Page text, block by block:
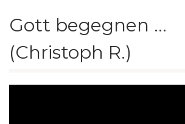
Gott begegnen …
(Christoph R.)